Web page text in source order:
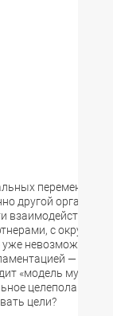
перемен.
другой
взаимодействия
с
уже невозможно.
—
«модель
целеполагание.
цели?